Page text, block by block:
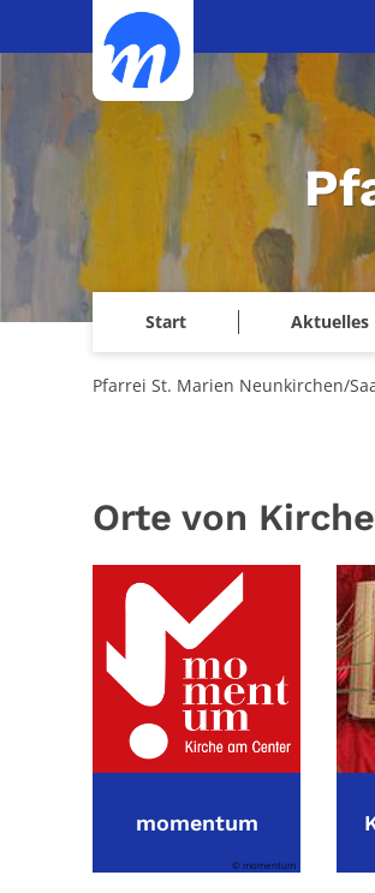
Zum Inhalt springen
Start Aktuelles
Pfarrei St. Marien Neunkirchen/
Orte von Kirche
momentum
© momentum